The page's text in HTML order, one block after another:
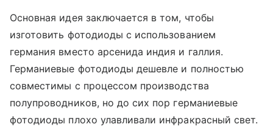
Основная идея заключается в том, чтобы
изготовить фотодиоды с использованием
германия вместо арсенида индия и галлия.
Германиевые фотодиоды дешевле и полностью
совместимы с процессом производства
полупроводников, но до сих пор германиевые
фотодиоды плохо улавливали инфракрасный свет.